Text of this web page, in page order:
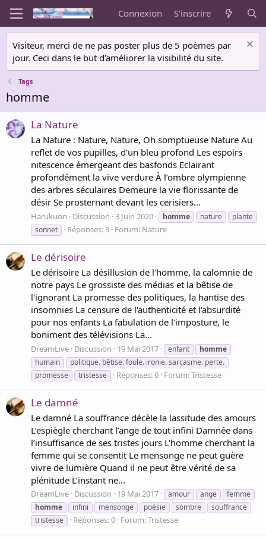
Connexion S'inscrire
Visiteur, merci de ne pas poster plus de 5 poèmes par
jour. Ceci dans le but d'améliorer la visibilité du site.
Tags
homme
La Nature
La Nature : Nature, Nature, Oh somptueuse Nature Au
reflet de vos pupilles, d’un bleu profond Les espoirs
nitescence émergeant des basfonds Eclairant
profondément la vive verdure À l’ombre olympienne
des arbres séculaires Demeure la vie florissante de
désir Se prosternant devant les cerisiers...
Harukunn Discussion 3 Juin 2020 homme nature
plante
sonnet
Réponses: 3 Forum: Nature
Le dérisoire
Le dérisoire La désillusion de l'homme, la calomnie de
notre pays Le grossiste des médias et la bêtise de
l'ignorant La promesse des politiques, la hantise des
insomnies La censure de l'authenticité et l'absurdité
pour nos enfants La fabulation de l'imposture, le
boniment des télévisions La...
DreamLive Discussion 19 Mai 2017 enfant
homme
humain
politique. bêtise. foule. ironie. sarcasme. perte.
promesse
tristesse Réponses: 0 Forum:Tristesse
Le damné
Le damné La souffrance décèle la lassitude des amours
L’espiègle cherchant l’ange de tout infini Damnée dans
l’insuffisance de ses tristes jours L'homme cherchant la
femme qui se consentit Le mensonge ne peut guère
vivre de lumière Quand il ne peut être vérité de sa
plénitude L’instant ne...
DreamLive Discussion 19 Mai 2017 amour ange
femme
homme
infini mensonge poésie sombre
souffrance
tristesse
Réponses: 0 Forum:Tristesse